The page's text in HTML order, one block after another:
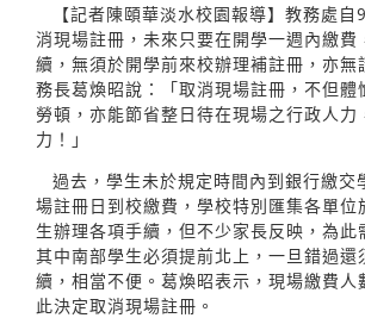
【記者陳頤華淡水校園報導】教務處
消現場註冊，未來只要在開學一週內繳費
續，無須於開學前來校辦理補註冊，亦無
務長葛煥昭說：「取消現場註冊，不但體
勞頓，亦能節省整日待在現場之行政人力
力！」
過去，學生未於規定時間內到銀行繳交
場註冊日到校繳費，學校特別匯集各單位
生辦理各項手續，但不少家長反映，為此
其中南部學生必須提前北上，一旦錯過還
續，相當不便。葛煥昭表示，現場繳費人
此決定取消現場註冊。